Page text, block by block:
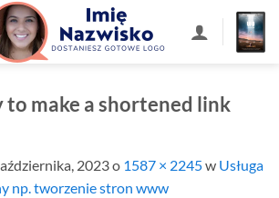
to make a shortened link
2023o 1587 × 2245w Usługa
np. tworzenie stron www